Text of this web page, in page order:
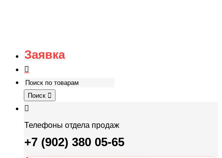
Заявка
Поиск
Телефоны отдела продаж
+7 (902) 380 05-65